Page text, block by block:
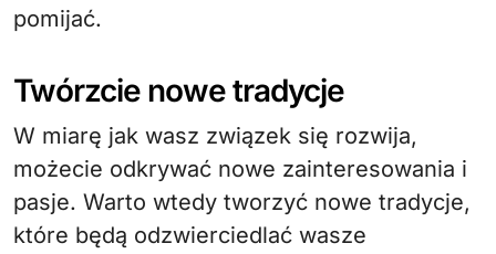
pomijać.
Twórzcie nowe tradycje
W miarę jak wasz związek się rozwija,
możecie odkrywać nowe zainteresowania i
pasje. Warto wtedy tworzyć nowe tradycje,
które będą odzwierciedlać wasze